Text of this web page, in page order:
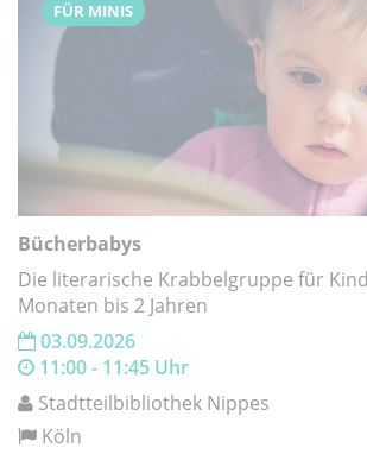
FÜR MINIS
Bücherbabys
Die literarische Krabbelgruppe für
Monaten bis 2 Jahren
03.09.2026
11:00 - 11:45 Uhr
Stadtteilbibliothek Nippes
Köln